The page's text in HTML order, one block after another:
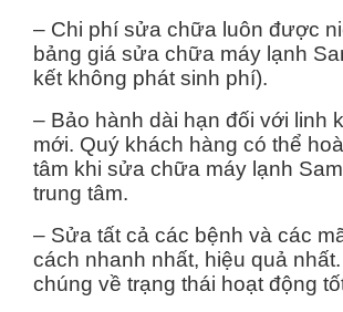
– Chi phí sửa chữa luôn được
bảng giá sửa chữa máy lạnh
kết không phát sinh phí).
– Bảo hành dài hạn đối với linh
mới. Quý khách hàng có thể
tâm khi sửa chữa máy lạnh
trung tâm.
– Sửa tất cả các bệnh và các
cách nhanh nhất, hiệu quả
chúng về trạng thái hoạt động